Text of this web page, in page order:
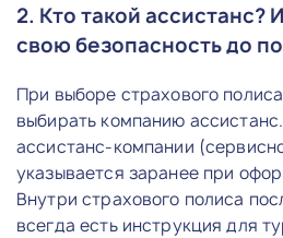
2. Кто такой ассистанс?
свою безопасность до
При выборе страхового
выбирать компанию
ассистанс-компании
указывается заранее при
Внутри страхового полиса
всегда есть инструкция для